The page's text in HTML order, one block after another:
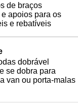
de braços
apoios para os
e rebatíveis
dobrável
se dobra para
van ou porta-malas